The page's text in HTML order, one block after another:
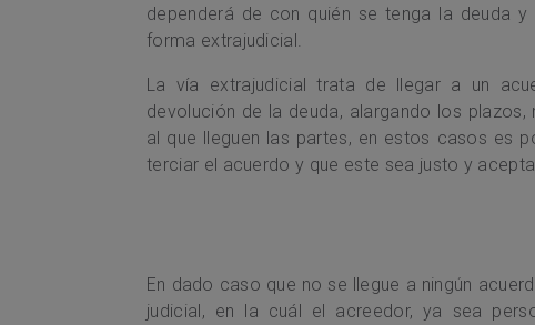
dependerá de con quién se tenga la deuda
forma extrajudicial.
La vía extrajudicial trata de llegar a un
devolución de la deuda, alargando los
al que lleguen las partes, en estos casos es
terciar el acuerdo y que este sea justo y
En dado caso que no se llegue a ningún
judicial, en la cuál el acreedor, ya sea